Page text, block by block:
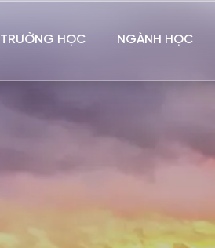
TRƯỜNG HỌC NGÀNH HỌC